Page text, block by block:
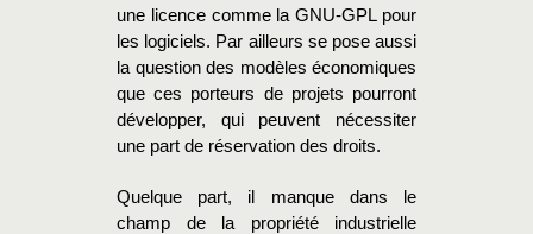
une licence comme la GNU-GPL pour
les logiciels. Par ailleurs se pose aussi
la question des modèles économiques
que ces porteurs de projets pourront
développer, qui peuvent nécessiter
une part de réservation des droits.
Quelque part, il manque dans le
champ de la propriété industrielle